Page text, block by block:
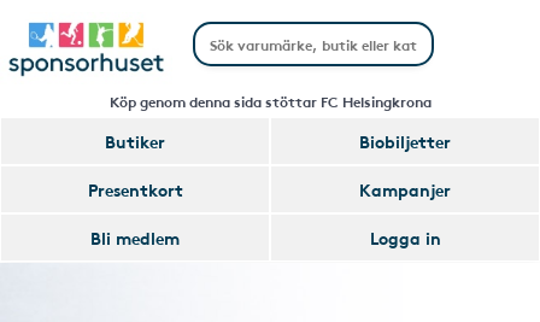
Köp genom denna sida stöttar FC Helsingkrona
Butiker
Biobiljetter
Presentkort
Kampanjer
Bli medlem
Logga in